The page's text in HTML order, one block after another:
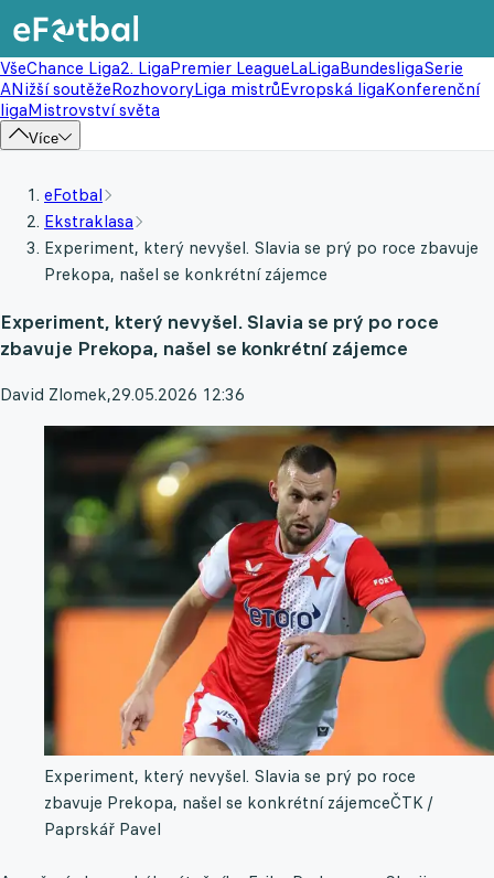
VšeChance Liga2. LigaPremier LeagueLaLigaBundesligaSerie
ANižší soutěžeRozhovoryLiga mistrůEvropská ligaKonferenční
ligaMistrovství světa
Více
eFotbal
Ekstraklasa
Experiment, který nevyšel. Slavia se prý po roce zbavuje
Prekopa, našel se konkrétní zájemce
Experiment, který nevyšel. Slavia se prý po roce
zbavuje Prekopa, našel se konkrétní zájemce
David Zlomek,29.05.2026 12:36
Experiment, který nevyšel. Slavia se prý po roce
zbavuje Prekopa, našel se konkrétní zájemceČTK /
Paprskář Pavel